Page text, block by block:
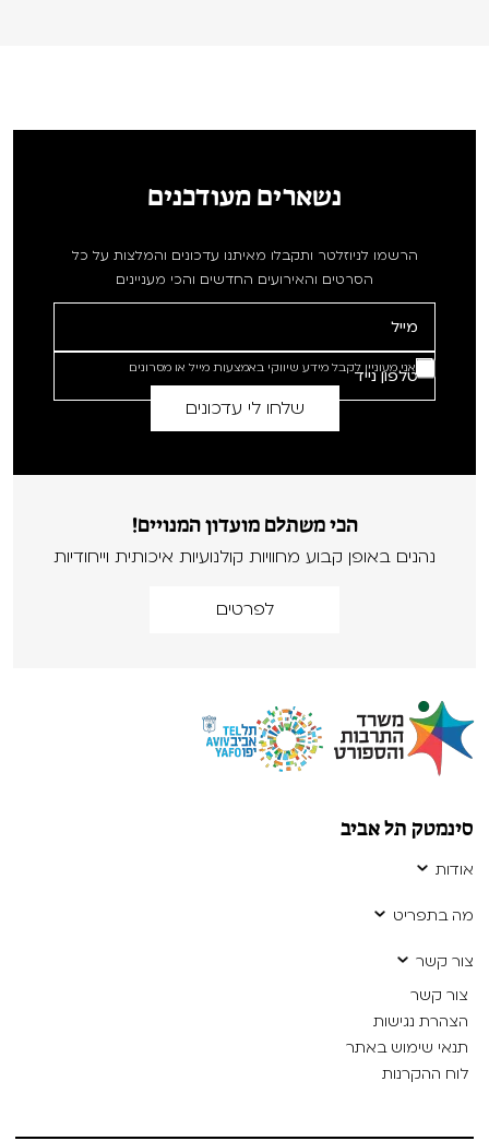
נשארים מעודכנים
הרשמו לניוזלטר ותקבלו מאיתנו עדכונים והמלצות על כל
הסרטים והאירועים החדשים והכי מעניינים
אני מעוניין לקבל מידע שיווקי באמצעות מייל או מסרונים
הכי משתלם מועדון המנויים!
נהנים באופן קבוע מחוויות קולנועיות איכותית וייחודיות
לפרטים
סינמטק תל אביב
אודות
מה בתפריט
צור קשר
צור קשר
הצהרת נגישות
תנאי שימוש באתר
לוח ההקרנות